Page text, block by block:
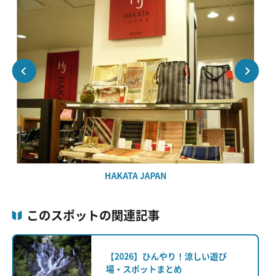
HAKATA JAPAN
このスポットの関連記事
【2026】ひんやり！涼しい遊び
場・スポットまとめ